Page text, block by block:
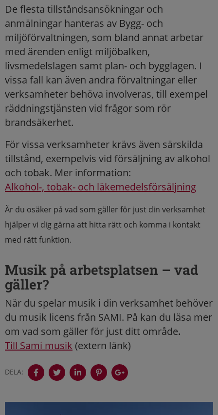
De flesta tillståndsansökningar och
anmälningar hanteras av Bygg- och
miljöförvaltningen, som bland annat arbetar
med ärenden enligt miljöbalken,
livsmedelslagen samt plan- och bygglagen. I
vissa fall kan även andra förvaltningar eller
verksamheter behöva involveras, till exempel
räddningstjänsten vid frågor som rör
brandsäkerhet.
För vissa verksamheter krävs även särskilda
tillstånd, exempelvis vid försäljning av alkohol
och tobak. Mer information:
Alkohol-, tobak- och läkemedelsförsäljning
Är du osäker på vad som gäller för just din verksamhet
hjälper vi dig gärna att hitta rätt och komma i kontakt
med rätt funktion.
Musik på arbetsplatsen – vad
gäller?
När du spelar musik i din verksamhet behöver
du musik licens från SAMI. På kan du läsa mer
om vad som gäller för just ditt område.
Till Sami musik (extern länk)
DELA: